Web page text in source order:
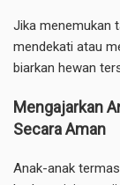
Jika menemukan
mendekati atau
biarkan hewan
Mengajarkan
Secara Aman
Anak-anak